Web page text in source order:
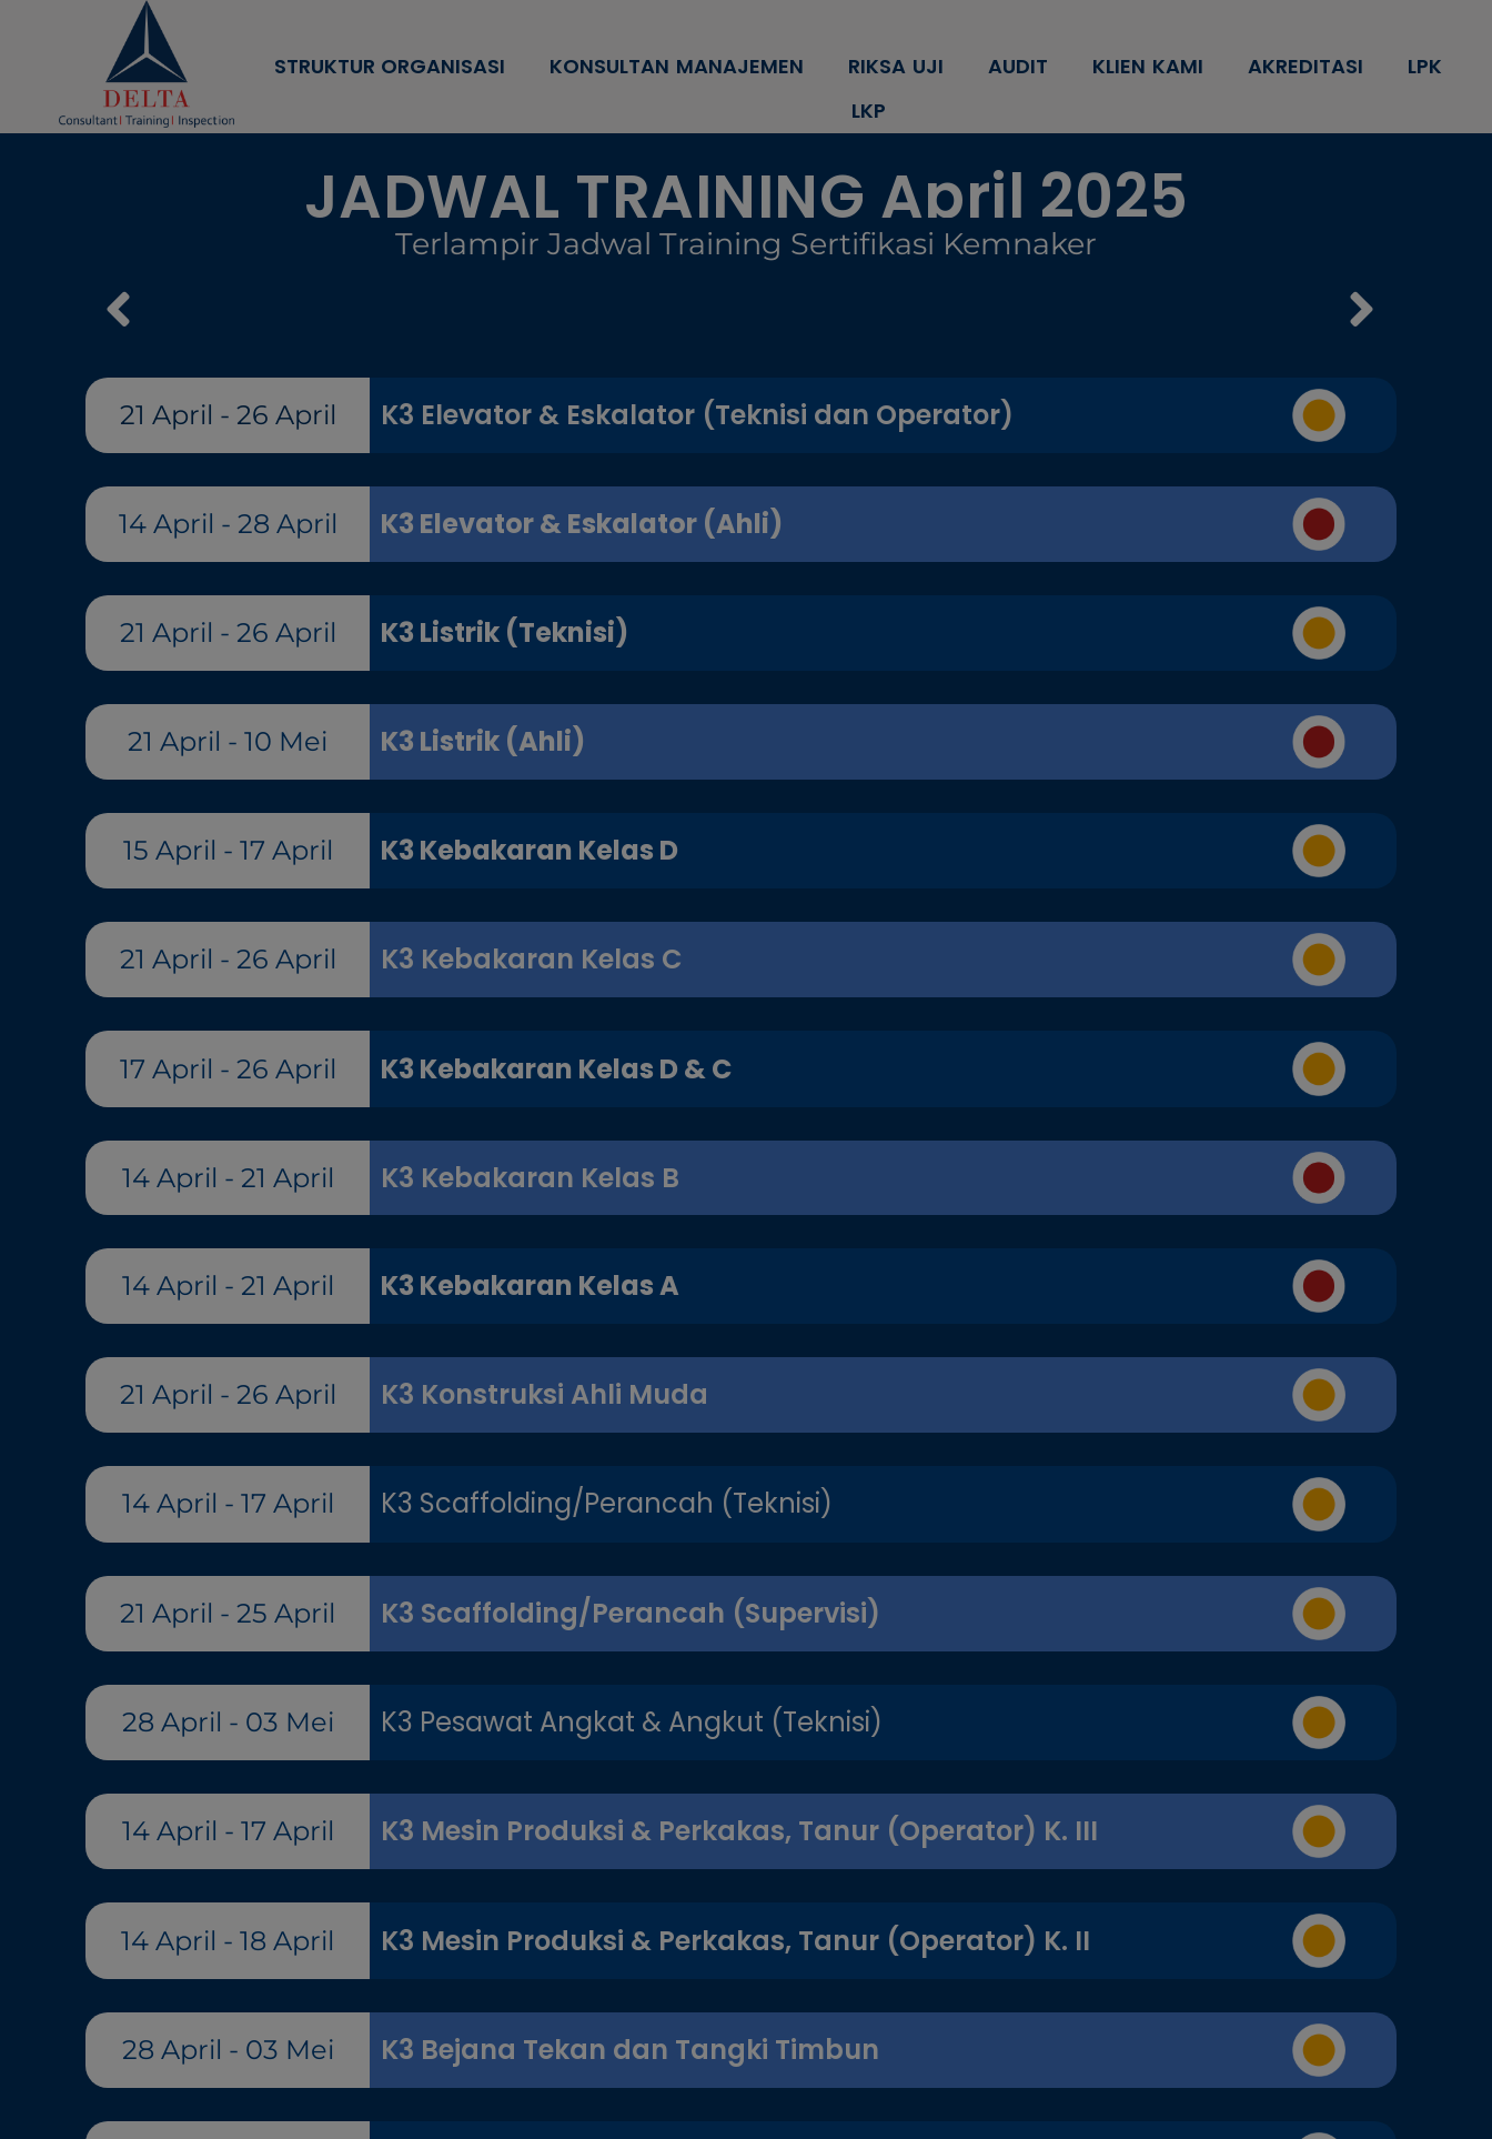
STRUKTUR ORGANISASI KONSULTAN MANAJEMEN RIKSA UJI AUDIT KLIEN KAMI AKREDITASI
LPK
LKP
JADWAL TRAINING April 2025
Terlampir Jadwal Training Sertifikasi Kemnaker
21 April - 26 April K3 Elevator & Eskalator (Teknisi dan Operator)
14 April - 28 April K3 Elevator & Eskalator (Ahli)
21 April - 26 April K3 Listrik (Teknisi)
21 April - 10 Mei K3 Listrik (Ahli)
15 April - 17 April K3 Kebakaran Kelas D
21 April - 26 April K3 Kebakaran Kelas C
17 April - 26 April K3 Kebakaran Kelas D & C
14 April - 21 April K3 Kebakaran Kelas B
14 April - 21 April K3 Kebakaran Kelas A
21 April - 26 April K3 Konstruksi Ahli Muda
14 April - 17 April K3 Scaffolding/Perancah (Teknisi)
21 April - 25 April K3 Scaffolding/Perancah (Supervisi)
28 April - 03 Mei K3 Pesawat Angkat & Angkut (Teknisi)
14 April - 17 April K3 Mesin Produksi & Perkakas, Tanur (Operator) K. III
14 April - 18 April K3 Mesin Produksi & Perkakas, Tanur (Operator) K. II
28 April - 03 Mei K3 Bejana Tekan dan Tangki Timbun